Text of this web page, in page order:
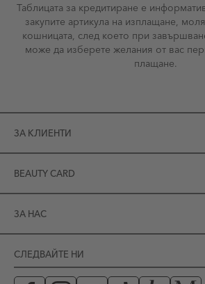
Таблицата за кредитиране е
закупите артикула на изплащане,
кошницата, след което при
може да изберете желания от вас
плащане.
ЗА КЛИЕНТИ
BEAUTY CARD
ЗА НАС
СЛЕДВАЙТЕ НИ